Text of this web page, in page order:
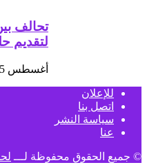
لتقديم
أغسطس 5, 2026
للإعلان
اتصل بنا
سياسة النشر
عنا
© جميع الحقوق محفوظة لـــ